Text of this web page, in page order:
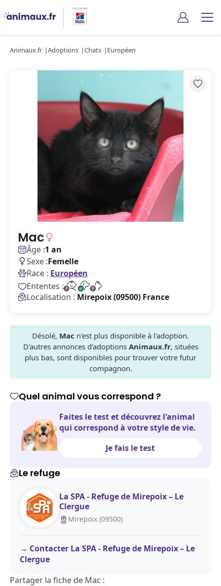
Animaux.fr Adoptions Chats Européen
Mac
Âge :1 an
Sexe :Femelle
Race : Européen
Ententes :
Localisation : Mirepoix (09500) France
Désolé, Mac n'est plus disponible à l'adoption.
D'autres annonces d'adoptions Animaux.fr, situées
plus bas, sont disponibles pour trouver votre futur
compagnon.
Quel animal vous correspond ?
Faites le test et découvrez l'animal
qui correspond à votre style de vie.
Je fais le test
Le refuge
La SPA - Refuge de Mirepoix – Le
Clergue
Mirepoix (09500)
Contacter La SPA - Refuge de Mirepoix – Le
Clergue
Partager la fiche de Mac :